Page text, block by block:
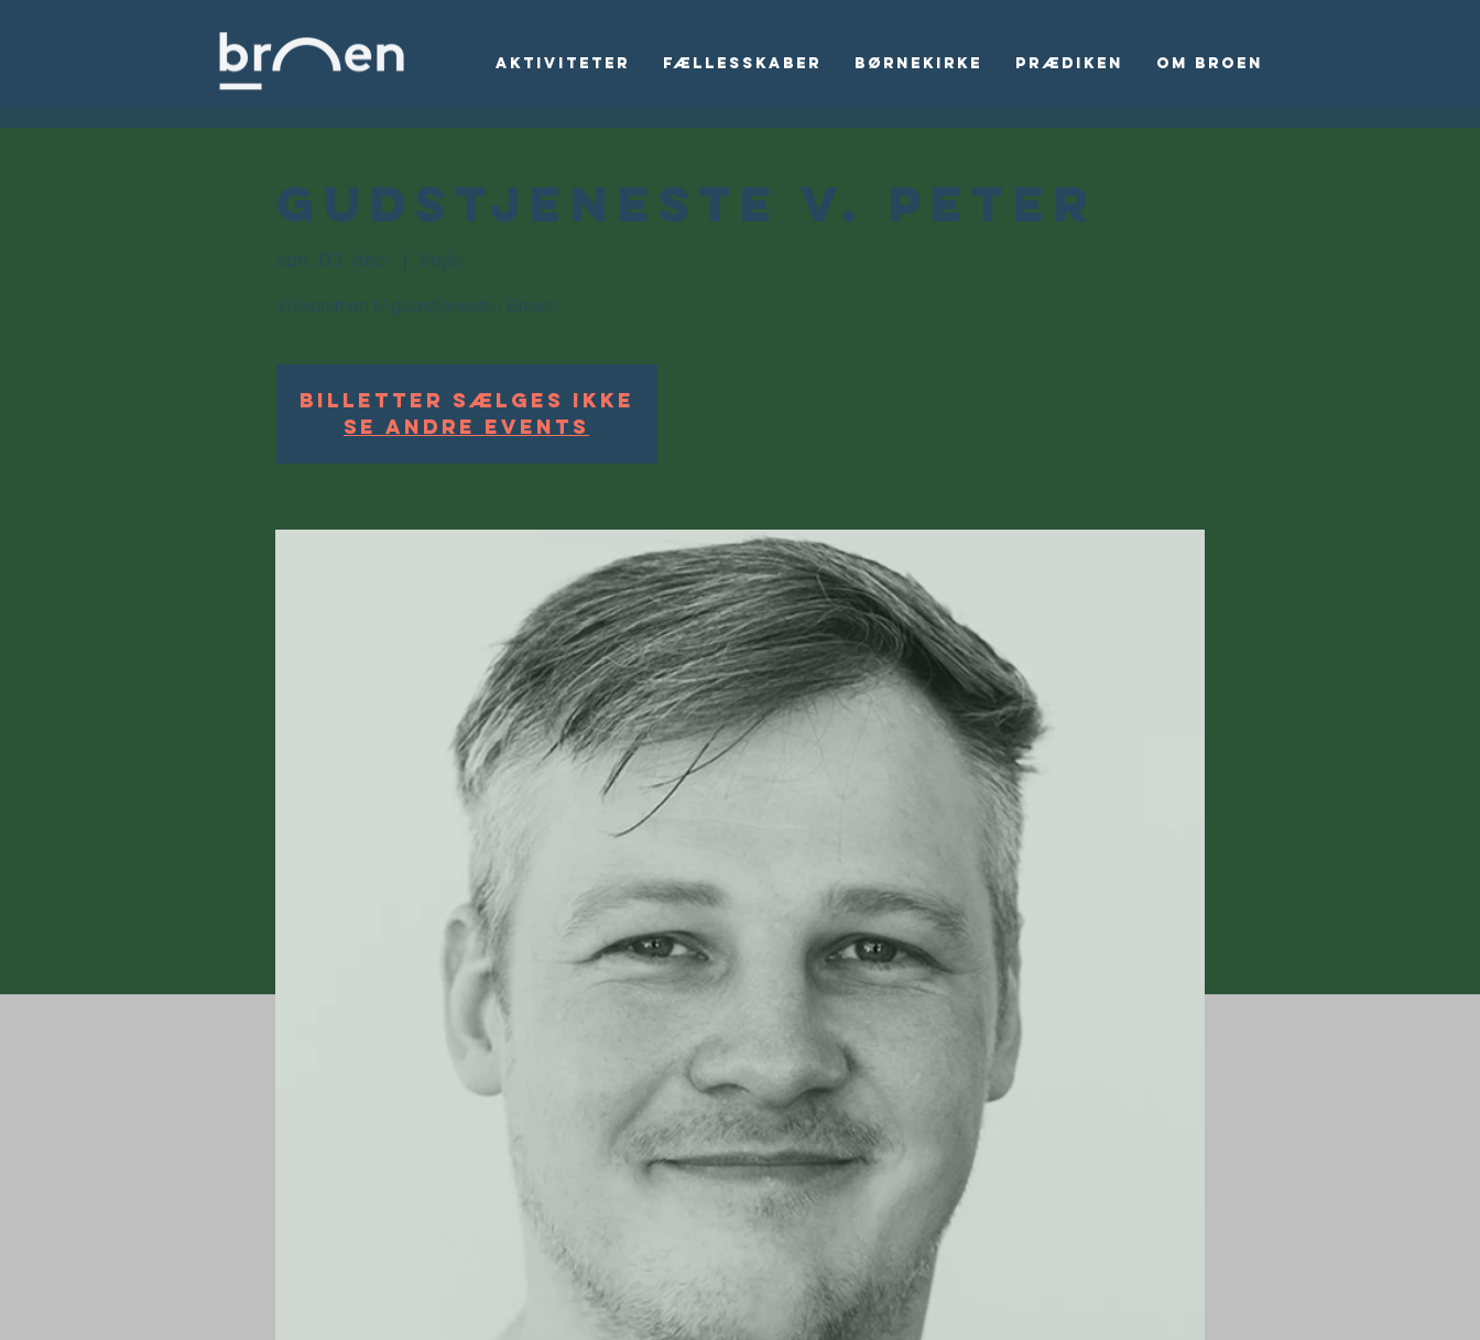
Aktiviteter Fællesskaber Børnekirke Prædiken Om Broen
Gudstjeneste v. Peter
søn. 03. dec. Vejle
Velkommen til gudstjeneste i Broen
Billetter sælges ikke
Se andre events